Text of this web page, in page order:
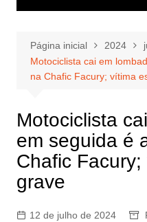
Página inicial 2024
Motociclista cai em
na Chafic Facury; vítima
Motociclista
em seguida é
Chafic
grave
12 de julho de 2024